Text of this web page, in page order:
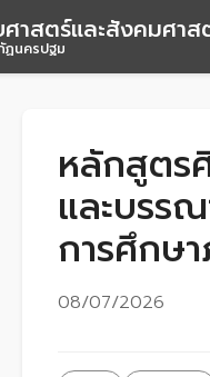
าสตร์และสังคมศาส
ฏนครปฐม
หลักสูตร
และบรร
การศึกษ
08/07/2026